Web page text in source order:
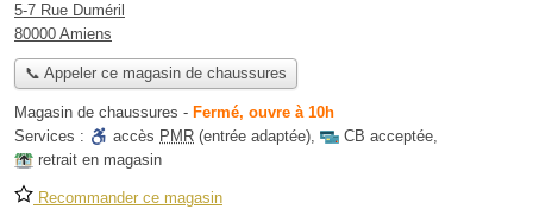
5-7 Rue Duméril
80000 Amiens
📞 Appeler ce magasin de chaussures
Magasin de chaussures - Fermé, ouvre à 10h
Services :
accès PMR (entrée adaptée), CB acceptée,
retrait en magasin
Recommander ce magasin